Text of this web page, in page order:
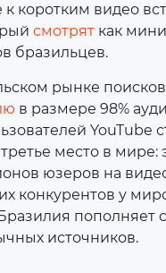
коротким видео
смотрят как
бразильцев.
рынке
в размере 98%
YouTube
место в мире:
юзеров на
конкурентов у
Бразилия пополняет
источников.